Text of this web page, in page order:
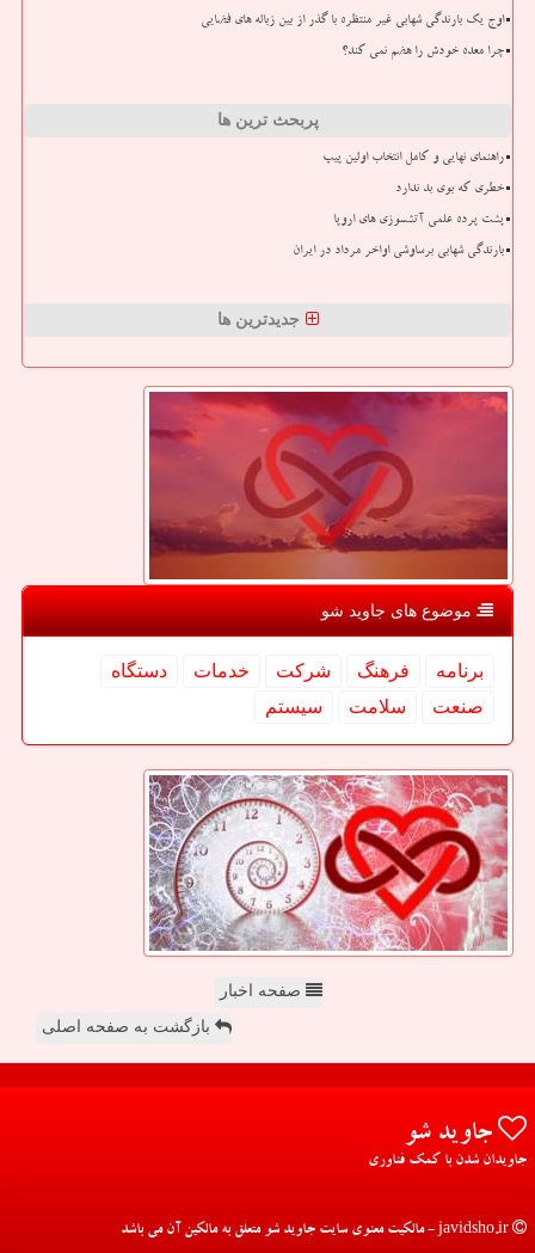
اوج یک بارندگی شهابی غیر منتظره با گذر از بین زباله های فضایی
چرا معده خودش را هضم نمی کند؟
پربحث ترین ها
راهنمای نهایی و کامل انتخاب اولین پیپ
خطری که بوی بد ندارد
پشت پرده علمی آتشسوزی های اروپا
بارندگی شهابی برساوشی اواخر مرداد در ایران
جدیدترین ها
موضوع های جاوید شو
برنامه فرهنگ شركت خدمات
دستگاه
صنعت
سلامت سیستم
صفحه اخبار
بازگشت به صفحه اصلی
جاوید شو
جاویدان شدن با کمک فناوری